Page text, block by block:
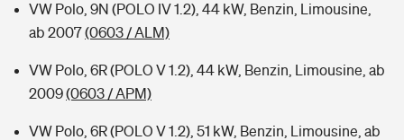
VW Polo, 9N (POLO IV 1.2), 44 kW, Benzin, Limousine,
ab 2007(0603 / ALM)
VW Polo, 6R (POLO V 1.2), 44 kW, Benzin, Limousine, ab
2009(0603 / APM)
VW Polo, 6R (POLO V 1.2), 51 kW, Benzin, Limousine, ab